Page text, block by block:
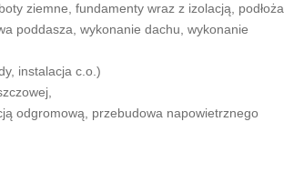
ziemne, fundamenty wraz z izolacją, podłoża,
poddasza, wykonanie dachu, wykonanie
instalacja c.o.)
odgromową, przebudowa napowietrznego